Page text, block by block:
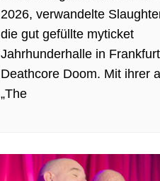
2026, verwandelte
die gut gefüllte myticket
Jahrhunderhalle in
Deathcore Doom. Mit ihrer
„The